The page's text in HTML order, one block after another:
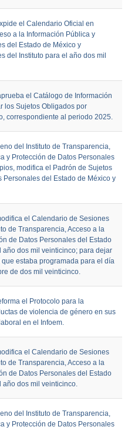
el Calendario Oficial en
a la Información Pública y
del Estado de México y
del Instituto para el año dos mil
el Catálogo de Información
los Sujetos Obligados por
correspondiente al periodo 2025.
del Instituto de Transparencia,
y Protección de Datos Personales
modifica el Padrón de Sujetos
del Estado de México y
el Calendario de Sesiones
de Transparencia, Acceso a la
de Datos Personales del Estado
dos mil veinticinco; para dejar
estaba programada para el día
de dos mil veinticinco.
el Protocolo para la
de violencia de género en sus
en el Infoem.
el Calendario de Sesiones
de Transparencia, Acceso a la
de Datos Personales del Estado
año dos mil veinticinco.
del Instituto de Transparencia,
y Protección de Datos Personales